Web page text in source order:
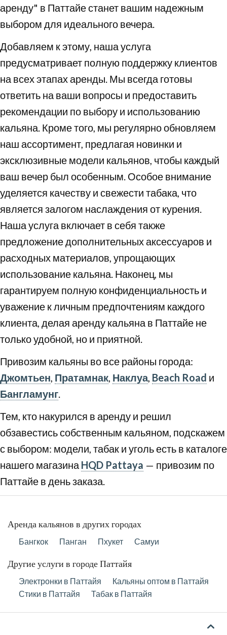
аренду" в Паттайе станет вашим надежным
выбором для идеального вечера.
Добавляем к этому, наша услуга
предусматривает полную поддержку клиентов
на всех этапах аренды. Мы всегда готовы
ответить на ваши вопросы и предоставить
рекомендации по выбору и использованию
кальяна. Кроме того, мы регулярно обновляем
наш ассортимент, предлагая новинки и
эксклюзивные модели кальянов, чтобы каждый
ваш вечер был особенным. Особое внимание
уделяется качеству и свежести табака, что
является залогом наслаждения от курения.
Наша услуга включает в себя также
предложение дополнительных аксессуаров и
расходных материалов, упрощающих
использование кальяна. Наконец, мы
гарантируем полную конфиденциальность и
уважение к личным предпочтениям каждого
клиента, делая аренду кальяна в Паттайе не
только удобной, но и приятной.
Привозим кальяны во все районы города:
Джомтьен, Пратамнак, Наклуа, Beach Road и
Бангламунг.
Тем, кто накурился в аренду и решил
обзавестись собственным кальяном, подскажем
с выбором: модели, табак и уголь есть в каталоге
нашего магазина HQD Pattaya — привозим по
Паттайе в день заказа.
Аренда кальянов в других городах
Бангкок Панган Пхукет Самуи
Другие услуги в городе Паттайя
Электронки в Паттайя
Кальяны оптом в Паттайя
Стики в Паттайя
Табак в Паттайя
